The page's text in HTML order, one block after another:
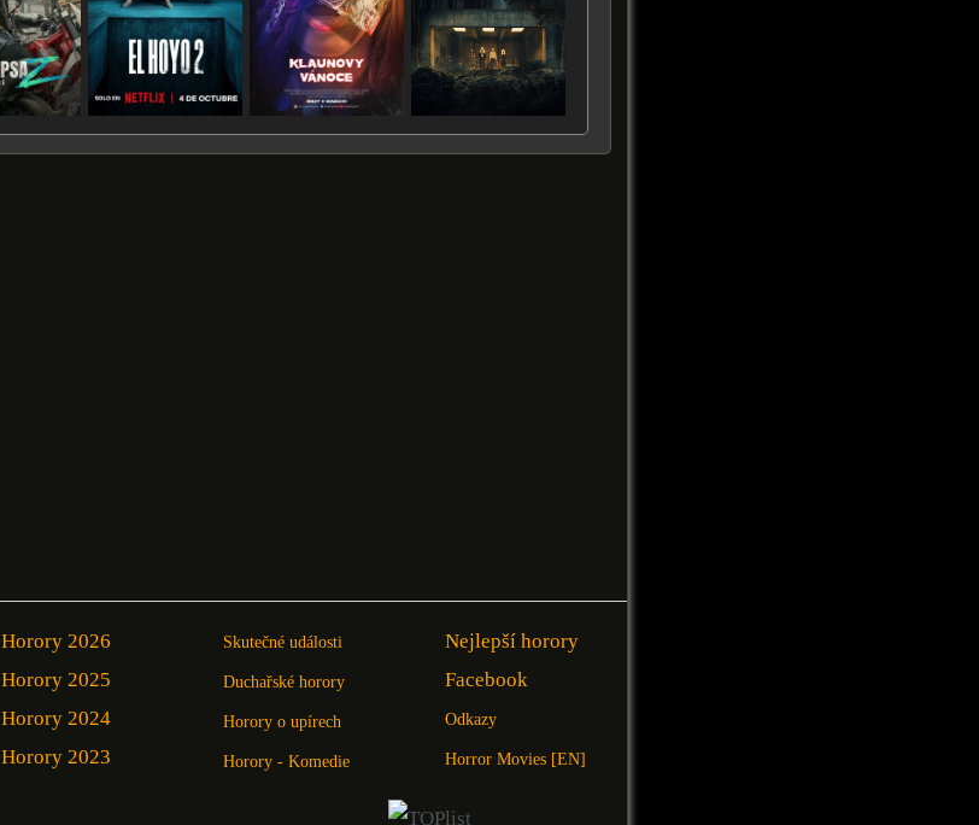
Horory 2026
Horory 2025
Horory 2024
Horory 2023
Skutečné události
Duchařské horory
Horory o upírech
Horory - Komedie
Nejlepší horory
Facebook
Odkazy
Horror Movies [EN]